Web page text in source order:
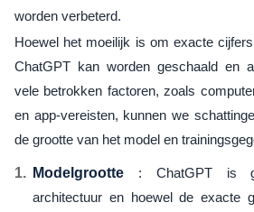
worden verbeterd.
Hoewel het moeilijk is om exacte
ChatGPT kan worden geschaald en
vele betrokken factoren, zoals
en app-vereisten, kunnen we
de grootte van het model en
Modelgrootte : ChatGPT is
architectuur en hoewel de exacte